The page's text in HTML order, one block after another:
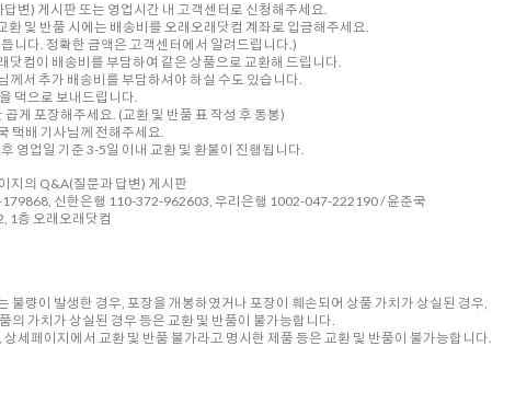
변) 게시판 또는 영업시간 내 고객센터로 신청해주세요.
환 및 반품 시에는 배송비를 오래오래닷컴 계좌로 입금해주세요.
니다. 정확한 금액은 고객센터에서 알려드립니다.)
닷컴이 배송비를 부담하여 같은 상품으로 교환해 드립니다.
께서 추가 배송비를 부담하셔야 하실 수도 있습니다.
댁으로 보내드립니다.
게 포장해주세요. (교환 및 반품 표 작성 후 동봉)
택배 기사님께 전해주세요.
영업일 기준 3-5일 이내 교환 및 환불이 진행됩니다.
지의 Q&A(질문과 답변) 게시판
신한은행 110-372-962603, 우리은행 1002-047-222190 / 윤준국
1층 오래오래닷컴
불량이 발생한 경우, 포장을 개봉하였거나 포장이 훼손되어 상품 가치가 상실된 경우,
의 가치가 상실된 경우 등은 교환 및 반품이 불가능합니다.
세페이지에서 교환 및 반품 불가라고 명시한 제품 등은 교환 및 반품이 불가능합니다.